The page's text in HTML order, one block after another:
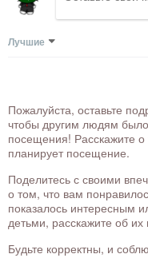
Лучшие
Пожалуйста, оставьте
чтобы другим людям
посещения! Расскажите о
планирует посещение.
Поделитесь с своими
о том, что вам
показалось интересным
детьми, расскажите об их
Будьте корректны, и